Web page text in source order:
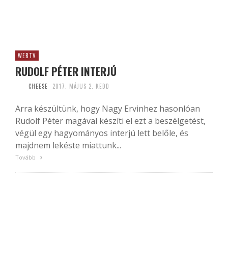
WEBTV
RUDOLF PÉTER INTERJÚ
CHEESE 2017. MÁJUS 2. KEDD
Arra készültünk, hogy Nagy Ervinhez hasonlóan
Rudolf Péter magával készíti el ezt a beszélgetést,
végül egy hagyományos interjú lett belőle, és
majdnem lekéste miattunk...
Tovább